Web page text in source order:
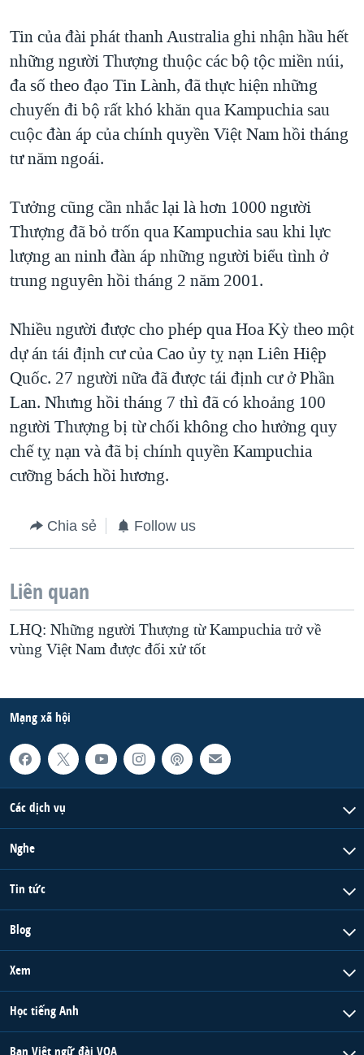
Tin của đài phát thanh Australia ghi nhận hầu hết
những người Thượng thuộc các bộ tộc miền núi,
đa số theo đạo Tin Lành, đã thực hiện những
chuyến đi bộ rất khó khăn qua Kampuchia sau
cuộc đàn áp của chính quyền Việt Nam hồi tháng
tư năm ngoái.
Tưởng cũng cần nhắc lại là hơn 1000 người
Thượng đã bỏ trốn qua Kampuchia sau khi lực
lượng an ninh đàn áp những người biểu tình ở
trung nguyên hồi tháng 2 năm 2001.
Nhiều người được cho phép qua Hoa Kỳ theo một
dự án tái định cư của Cao ủy tỵ nạn Liên Hiệp
Quốc. 27 người nữa đã được tái định cư ở Phần
Lan. Nhưng hồi tháng 7 thì đã có khoảng 100
người Thượng bị từ chối không cho hưởng quy
chế tỵ nạn và đã bị chính quyền Kampuchia
cưỡng bách hồi hương.
Chia sẻ Follow us
Liên quan
LHQ: Những người Thượng từ Kampuchia trở về
vùng Việt Nam được đối xử tốt
Mạng xã hội
Các dịch vụ
Nghe
Tin tức
Blog
Xem
Học tiếng Anh